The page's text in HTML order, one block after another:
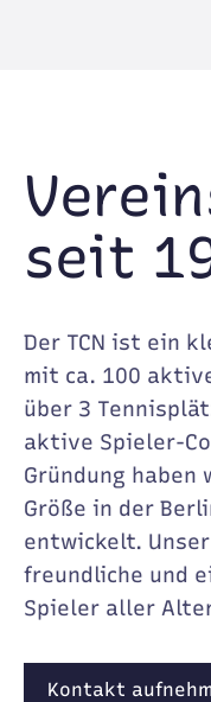
seit
Der TCN ist ein
mit ca. 100
über 3
aktive Spieler-
Gründung
Größe in der
entwickelt.
freundliche und
Spieler aller
Kontakt